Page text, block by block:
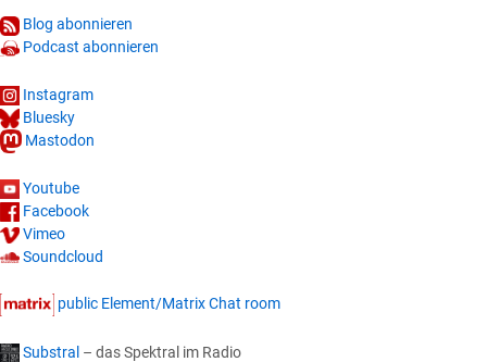
Blog abonnieren
Podcast abonnieren
Instagram
Bluesky
Mastodon
Youtube
Facebook
Vimeo
Soundcloud
public Element/Matrix Chat room
Substral – das Spektral im Radio